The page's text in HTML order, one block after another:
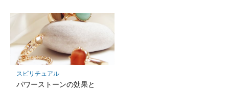
スピリチュアル
パワーストーンの効果と